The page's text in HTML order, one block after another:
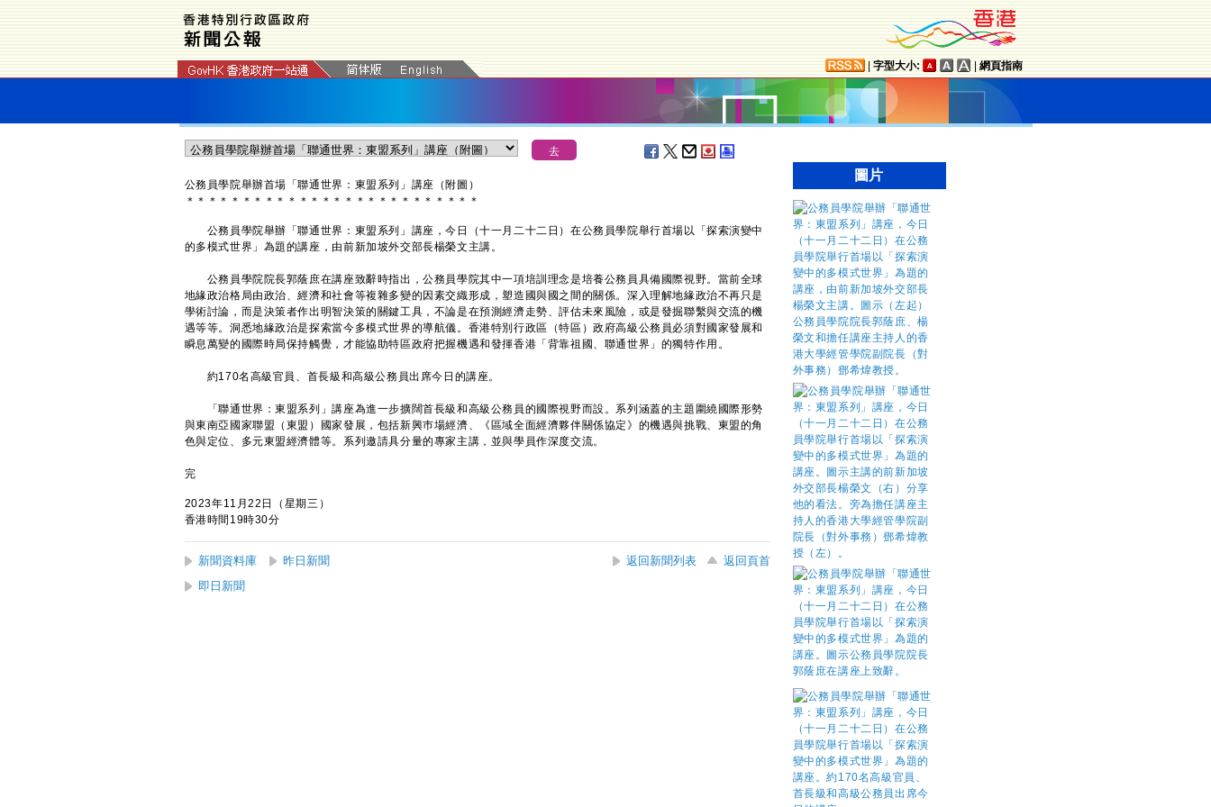
字型大小: 網頁指南
公務員學院舉辦首場「聯通世界：東盟系列」講座（附圖）
＊ ＊ ＊ ＊ ＊ ＊ ＊ ＊ ＊ ＊ ＊ ＊ ＊ ＊ ＊ ＊ ＊ ＊ ＊ ＊ ＊ ＊ ＊ ＊ ＊ ＊
公務員學院舉辦「聯通世界：東盟系列」講座，今日（十一月二十二日）在公務員學院舉行首場以「探索演變中
的多模式世界」為題的講座，由前新加坡外交部長楊榮文主講。
公務員學院院長郭蔭庶在講座致辭時指出，公務員學院其中一項培訓理念是培養公務員具備國際視野。當前全球
地緣政治格局由政治、經濟和社會等複雜多變的因素交織形成，塑造國與國之間的關係。深入理解地緣政治不再只是
學術討論，而是決策者作出明智決策的關鍵工具，不論是在預測經濟走勢、評估未來風險，或是發掘聯繫與交流的機
遇等等。洞悉地緣政治是探索當今多模式世界的導航儀。香港特別行政區（特區）政府高級公務員必須對國家發展和
瞬息萬變的國際時局保持觸覺，才能協助特區政府把握機遇和發揮香港「背靠祖國、聯通世界」的獨特作用。
約170名高級官員、首長級和高級公務員出席今日的講座。
「聯通世界：東盟系列」講座為進一步擴闊首長級和高級公務員的國際視野而設。系列涵蓋的主題圍繞國際形勢
與東南亞國家聯盟（東盟）國家發展，包括新興巿場經濟、《區域全面經濟夥伴關係協定》的機遇與挑戰、東盟的角
色與定位、多元東盟經濟體等。系列邀請具分量的專家主講，並與學員作深度交流。
完
2023年11月22日（星期三）
香港時間19時30分
新聞資料庫 昨日新聞 返回新聞列表
返回頁首
即日新聞
圖片